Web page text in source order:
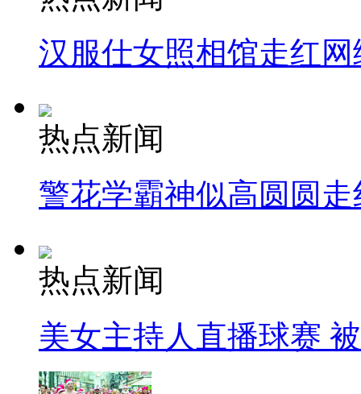
汉服仕女照相馆走红网
热点新闻
警花学霸神似高圆圆走
热点新闻
美女主持人直播球赛